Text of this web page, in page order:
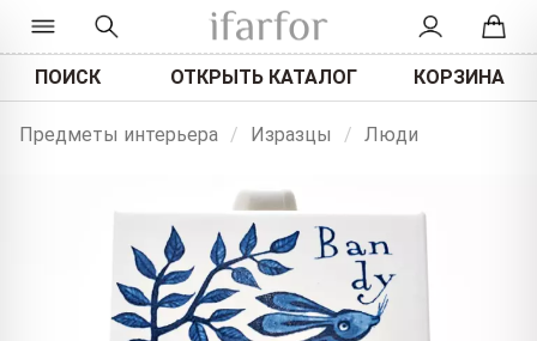
ПОИСК ОТКРЫТЬ КАТАЛОГ КОРЗИНА
Предметы интерьера / Изразцы / Люди